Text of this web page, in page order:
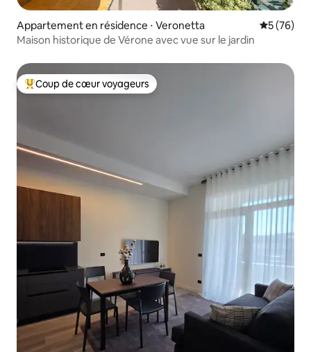
Appartement en résidence ⋅ Veronetta
5 (76)
Maison historique de Vérone avec vue sur le jardin
Coups de cœur voyageurs les plus appréciés
Coup de cœur voyageurs